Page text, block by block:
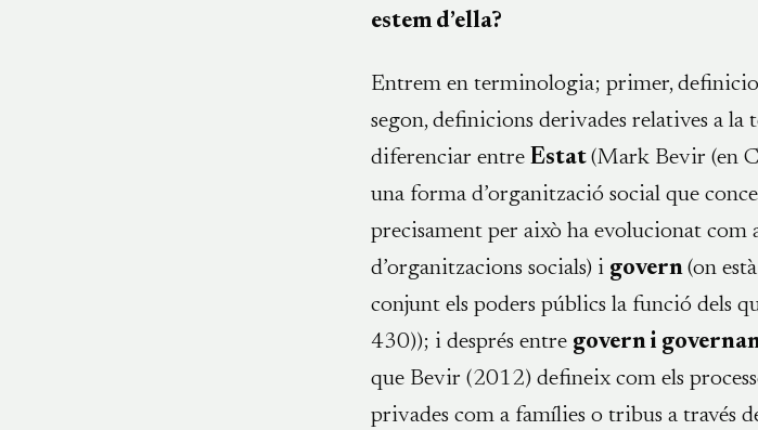
estem d’ella?
Entrem en terminologia; primer,
segon, definicions derivades relatives a
diferenciar entre Estat(Mark Bevir (en
una forma d’organització social que
precisament per això ha evolucionat com
d’organitzacions socials) i govern(on
conjunt els poders públics la funció dels
430)); i després entre govern i
que Bevir (2012) defineix com els
privades com a famílies o tribus a través